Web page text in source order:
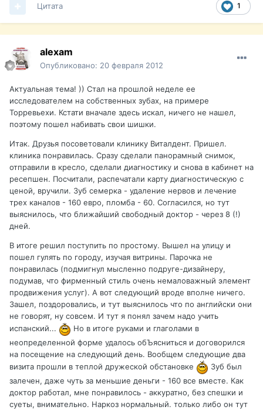
1
Цитата
alexam
Опубликовано: 20 февраля 2012
Актуальная тема! )) Стал на прошлой неделе ее
исследователем на собственных зубах, на примере
Торревьехи. Кстати вначале здесь искал, ничего не нашел,
поэтому пошел набивать свои шишки.
Итак. Друзья посоветовали клинику Виталдент. Пришел.
клиника понравилась. Сразу сделали панорамный снимок,
отправили в кресло, сделали диагностику и снова в кабинет на
ресепшен. Посчитали, распечатали карту диагностическую с
ценой, вручили. Зуб семерка - удаление нервов и лечение
трех каналов - 160 евро, пломба - 60. Согласился, но тут
выяснилось, что ближайший свободный доктор - через 8 (!)
дней.
В итоге решил поступить по простому. Вышел на улицу и
пошел гулять по городу, изучая витрины. Парочка не
понравилась (подмигнул мысленно подруге-дизайнеру,
подумав, что фирменный стиль очень немаловажный элемент
продвижения услуг). А вот следующий вроде вполне ничего.
Зашел, поздоровались, и тут выяснилось что по английски они
не говорят, ну совсем. И тут я понял зачем надо учить
испанский...
Но в итоге руками и глаголами в
неопределенной форме удалось обЪясниться и договорился
на посещение на следующий день. Вообщем следующие два
визита прошли в теплой дружеской обстановке
Зуб был
залечен, даже чуть за меньшие деньги - 160 все вместе. Как
доктор работал, мне понравилось - аккуратно, без спешки и
суеты, внимательно. Наркоз нормальный. только либо он тут